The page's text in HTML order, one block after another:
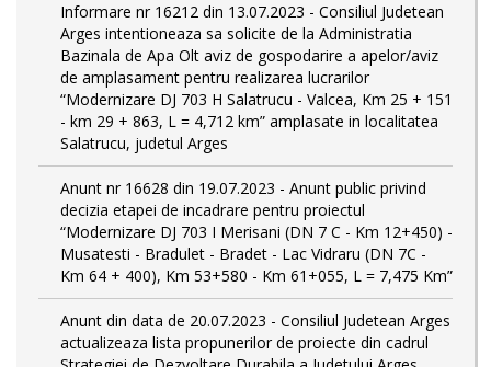
Informare nr 16212 din 13.07.2023 - Consiliul Judetean
Arges intentioneaza sa solicite de la Administratia
Bazinala de Apa Olt aviz de gospodarire a apelor/aviz
de amplasament pentru realizarea lucrarilor
“Modernizare DJ 703 H Salatrucu - Valcea, Km 25 + 151
- km 29 + 863, L = 4,712 km” amplasate in localitatea
Salatrucu, judetul Arges
Anunt nr 16628 din 19.07.2023 - Anunt public privind
decizia etapei de incadrare pentru proiectul
“Modernizare DJ 703 I Merisani (DN 7 C - Km 12+450) -
Musatesti - Bradulet - Bradet - Lac Vidraru (DN 7C -
Km 64 + 400), Km 53+580 - Km 61+055, L = 7,475 Km”
Anunt din data de 20.07.2023 - Consiliul Judetean Arges
actualizeaza lista propunerilor de proiecte din cadrul